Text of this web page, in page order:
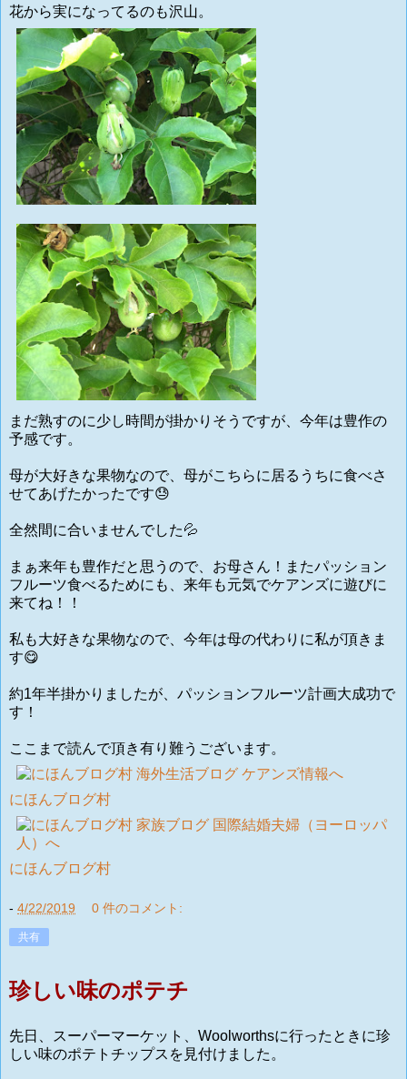
花から実になってるのも沢山。
まだ熟すのに少し時間が掛かりそうですが、今年は豊作の
予感です。
母が大好きな果物なので、母がこちらに居るうちに食べさ
せてあげたかったです😓
全然間に合いませんでした💦
まぁ来年も豊作だと思うので、お母さん！またパッション
フルーツ食べるためにも、来年も元気でケアンズに遊びに
来てね！！
私も大好きな果物なので、今年は母の代わりに私が頂きま
す😋
約1年半掛かりましたが、パッションフルーツ計画大成功で
す！
ここまで読んで頂き有り難うございます。
にほんブログ村
にほんブログ村
- 4/22/2019 0 件のコメント:
共有
珍しい味のポテチ
先日、スーパーマーケット、Woolworthsに行ったときに珍
しい味のポテトチップスを見付けました。